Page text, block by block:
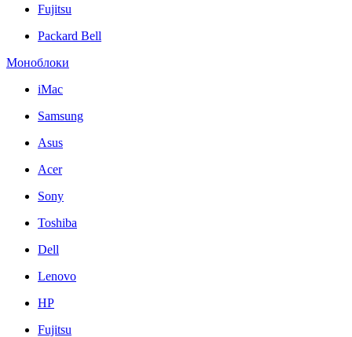
Fujitsu
Packard Bell
Моноблоки
iMac
Samsung
Asus
Acer
Sony
Toshiba
Dell
Lenovo
HP
Fujitsu